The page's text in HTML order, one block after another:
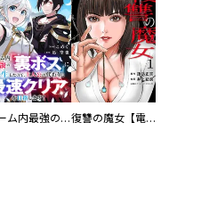
ゲーム内最強の『裏ボス』に転生したので、主人公の代わりに最速クリアを目指します！【電子単行本版】 復讐の魔女【電子単行本版】